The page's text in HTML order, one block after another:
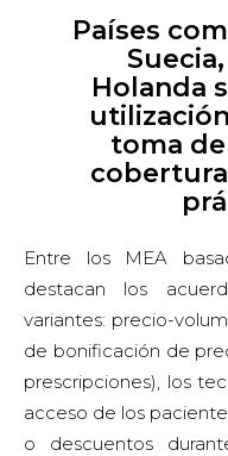
Países
Holanda
toma
Entre los MEA
destacan los
variantes: precio-
de bonificación de
prescripciones), los
acceso de los
o descuentos